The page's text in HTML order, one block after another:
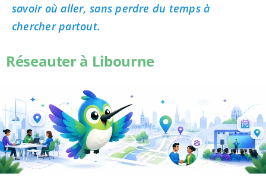
savoir où aller, sans perdre du temps à
chercher partout.
Réseauter à Libourne